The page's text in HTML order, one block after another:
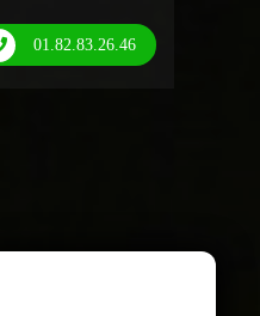
01.82.83.26.46